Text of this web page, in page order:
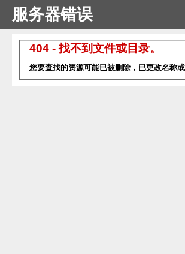
服务器错误
404 - 找不到文件或目录。
您要查找的资源可能已被删除，已更改名称或